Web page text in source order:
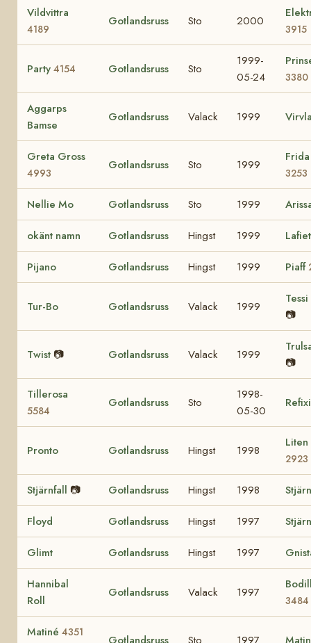
Vildvittra
4189
Gotlandsruss Sto 2000
3915
Party 4154 Gotlandsruss Sto
1999-
05-24
3380
Aggarps
Bamse
Gotlandsruss Valack 1999
Greta Gross
4993
Gotlandsruss Sto 1999
3253
Nellie Mo Gotlandsruss Sto 1999
okänt namn Gotlandsruss Hingst 1999
Pijano Gotlandsruss Hingst 1999 Piaff
Tur-Bo Gotlandsruss Valack 1999
Tessi
📷
Twist 📷 Gotlandsruss Valack 1999
📷
Tillerosa
5584
Gotlandsruss Sto
1998-
05-30
Refixi
Pronto Gotlandsruss Hingst 1998
2923
Stjärnfall 📷 Gotlandsruss Hingst 1998
Floyd Gotlandsruss Hingst 1997
Glimt Gotlandsruss Hingst 1997
Hannibal
Roll
Gotlandsruss Valack 1997
3484
Matiné 4351
Gotlandsruss Sto 1997